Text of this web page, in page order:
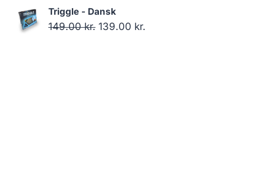
299.00 kr..
oprindelige
pris
pris
Triggle - Dansk
149.00kr. Den
139.00 kr.